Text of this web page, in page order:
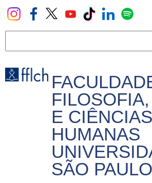
Pular
para
principal
E CIÊNCIAS
HUMANAS
SÃO PAULO